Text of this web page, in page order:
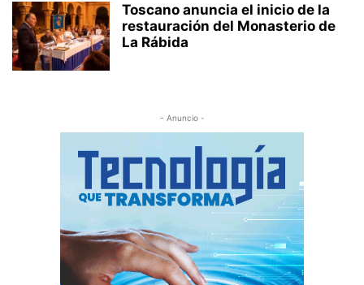
Toscano anuncia el inicio de la
restauración del Monasterio de
La Rábida
- Anuncio -